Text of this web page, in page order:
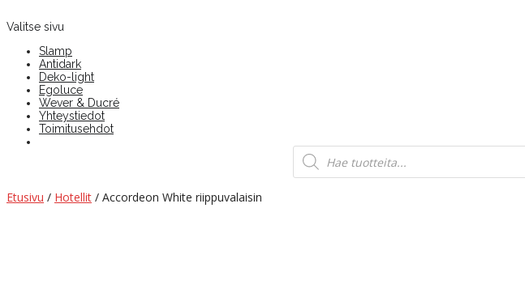
Valitse sivu
Slamp
Antidark
Deko-light
Egoluce
Wever & Ducré
Yhteystiedot
Toimitusehdot
Products
search
Etusivu / Hotellit / Accordeon White riippuvalaisin